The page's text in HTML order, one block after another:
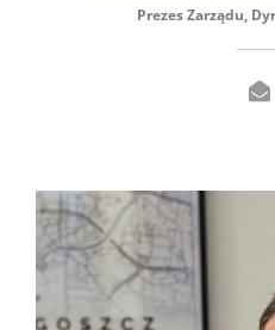
Prezes Zarządu,